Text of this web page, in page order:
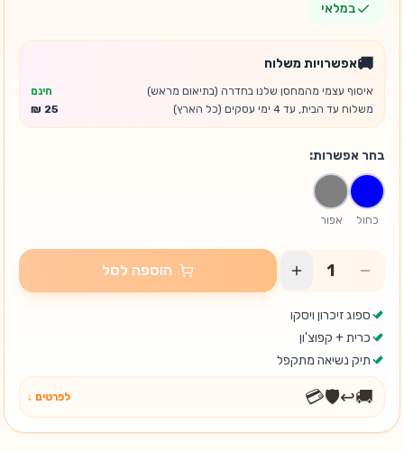
במלאי
🚚אפשרויות משלוח
איסוף עצמי מהמחסן שלנו בחדרה (בתיאום מראש)
חינם
משלוח עד הבית, עד 4 ימי עסקים (כל הארץ)
בחר אפשרות:
כחול אפור
הוספה לסל
ספוג זיכרון ויסקו
כרית + קפוצ'ון
תיק נשיאה מתקפל
🚚
↩️
🛡️
💳 לפרטים ↓